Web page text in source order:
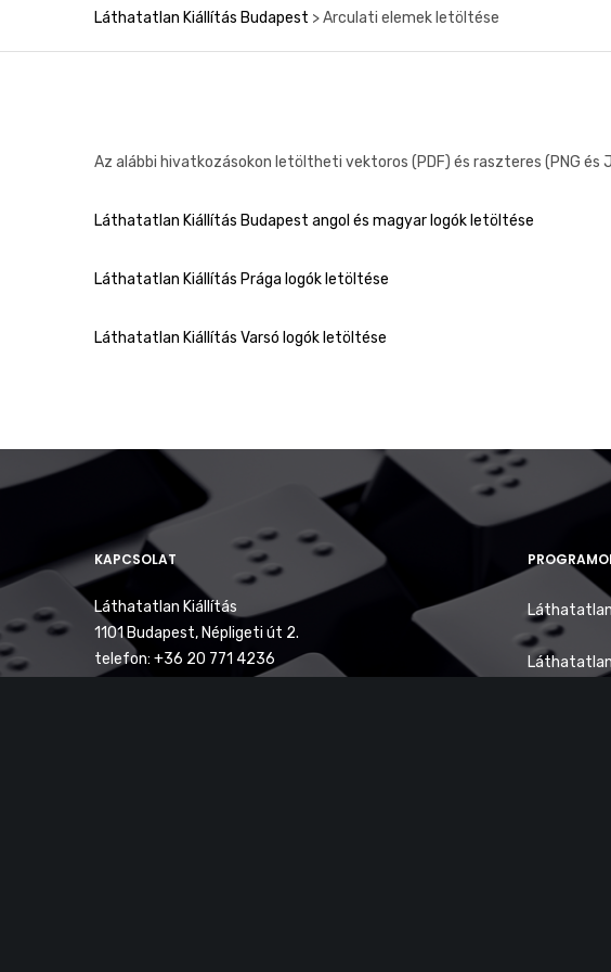
Láthatatlan Kiállítás Budapest >Arculati elemek letöltése
Az alábbi hivatkozásokon letöltheti vektoros (PDF) és raszteres (PNG
Láthatatlan Kiállítás Budapest angol és magyar logók letöltése
Láthatatlan Kiállítás Prága logók letöltése
Láthatatlan Kiállítás Varsó logók letöltése
KAPCSOLAT
Láthatatlan Kiállítás
1101 Budapest, Népligeti út 2.
telefon: +36 20 771 4236